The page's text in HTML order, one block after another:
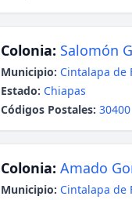
Colonia: Salomón
Municipio: Cintalapa de
Estado: Chiapas
Códigos Postales: 30400
Colonia: Amado
Municipio: Cintalapa de